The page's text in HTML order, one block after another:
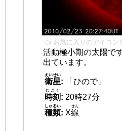
👈 お気に入りのアイコン
活動極小期の太陽で
出ています。
衛星
えいせい
:
「ひので」
時刻
じこく
: 20時27分
種類
しゅるい
: X線
せん